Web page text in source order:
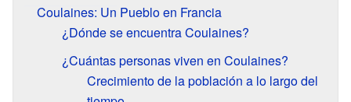
Coulaines: Un Pueblo en Francia
¿Dónde se encuentra Coulaines?
¿Cuántas personas viven en Coulaines?
Crecimiento de la población a lo largo del